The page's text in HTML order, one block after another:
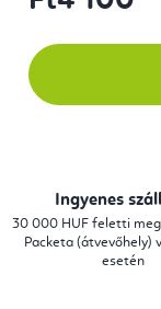
Ingyenes
30 000 HUF feletti
Packeta (átvevőhely)
esetén